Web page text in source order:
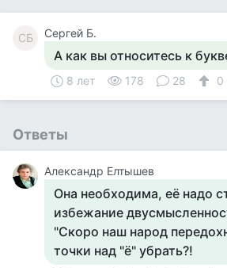
СБ Сергей Б.
А как вы относитесь к
8 лет 178 28 0
Ответы
Александр Елтышев
Она необходима, её надо
избежание
"Скоро наш народ
точки над "ё" убрать?!